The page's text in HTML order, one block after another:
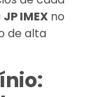
JP IMEX no
de alta